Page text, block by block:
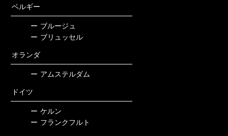
ベルギー
ー ブルージュ
ー ブリュッセル
オランダ
ー アムステルダム
ドイツ
ー ケルン
ー フランクフルト